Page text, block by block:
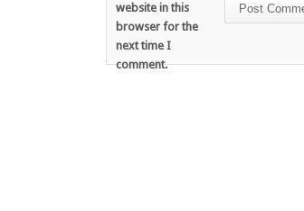
website in this
browser for the
next time I
comment.